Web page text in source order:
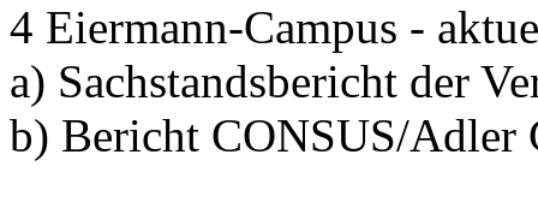
4 Eiermann-Campus -
a) Sachstandsbericht der
b) Bericht CONSUS/Adler